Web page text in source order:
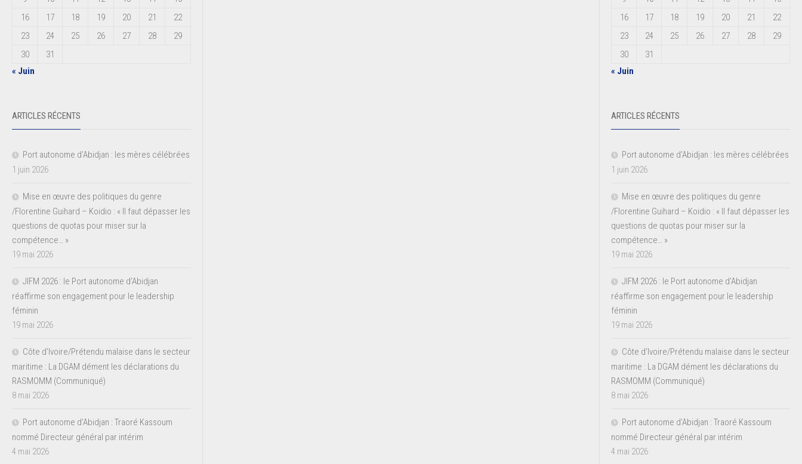
16
17 18 19 20 21
22
23
24 25 26 27 28
29
30
31
« Juin
ARTICLES RÉCENTS
Port autonome d’Abidjan : les mères célébrées
1 juin 2026
Mise en œuvre des politiques du genre
/Florentine Guihard – Koidio : « Il faut dépasser les
questions de quotas pour miser sur la
compétence… »
19 mai 2026
JIFM 2026 : le Port autonome d’Abidjan
réaffirme son engagement pour le leadership
féminin
19 mai 2026
Côte d’Ivoire/Prétendu malaise dans le secteur
maritime : La DGAM dément les déclarations du
RASMOMM (Communiqué)
8 mai 2026
Port autonome d’Abidjan : Traoré Kassoum
nommé Directeur général par intérim
4 mai 2026
16
17 18 19 20 21
22
23
24 25 26 27 28
29
30
31
« Juin
ARTICLES RÉCENTS
Port autonome d’Abidjan : les mères célébrées
1 juin 2026
Mise en œuvre des politiques du genre
/Florentine Guihard – Koidio : « Il faut dépasser les
questions de quotas pour miser sur la
compétence… »
19 mai 2026
JIFM 2026 : le Port autonome d’Abidjan
réaffirme son engagement pour le leadership
féminin
19 mai 2026
Côte d’Ivoire/Prétendu malaise dans le secteur
maritime : La DGAM dément les déclarations du
RASMOMM (Communiqué)
8 mai 2026
Port autonome d’Abidjan : Traoré Kassoum
nommé Directeur général par intérim
4 mai 2026